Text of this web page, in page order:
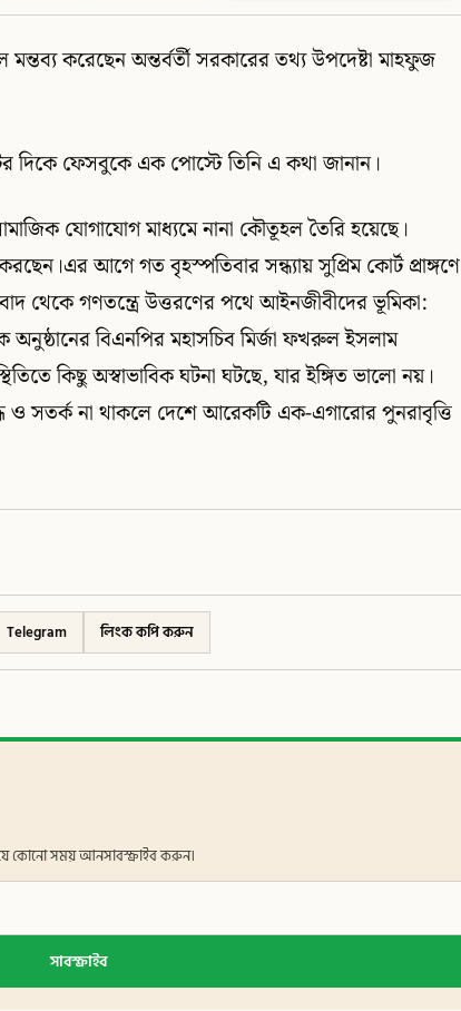
করেছেন অন্তর্বর্তী সরকারের তথ্য উপদেষ্টা মাহফুজ
দিকে ফেসবুকে এক পোস্টে তিনি এ কথা জানান।
যোগাযোগ মাধ্যমে নানা কৌতূহল তৈরি হয়েছে।
আগে গত বৃহস্পতিবার সন্ধ্যায় সুপ্রিম কোর্ট প্রাঙ্গণে
থেকে গণতন্ত্রে উত্তরণের পথে আইনজীবীদের ভূমিকা:
অনুষ্ঠানের বিএনপির মহাসচিব মির্জা ফখরুল ইসলাম
কিছু অস্বাভাবিক ঘটনা ঘটছে, যার ইঙ্গিত ভালো নয়।
ও সতর্ক না থাকলে দেশে আরেকটি এক-এগারোর পুনরাবৃত্তি
Telegram লিংক কপি করুন
যে কোনো সময় আনসাবস্ক্রাইব করুন।
সাবস্ক্রাইব